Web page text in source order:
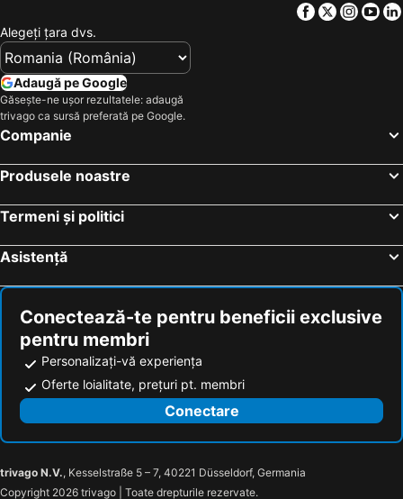
Hoteluri Karpenissi
Hoteluri Orei
Hoteluri Itea
Hoteluri Thiva
Hoteluri Agios Nikolaos
Hoteluri Karavomylos
Hoteluri Limnionas
Hoteluri Eratini
Hoteluri Agios Georgios
Hoteluri Neos Pyrgos
Facebook
Twitter
Alegeţi ţara dvs.
Adaugă pe Google
Găsește-ne ușor rezultatele: adaugă
trivago ca sursă preferată pe Google.
Companie
Produsele noastre
Termeni și politici
Asistență
Conectează-te pentru beneficii exclusive
pentru membri
Personalizați-vă experiența
Oferte loialitate, prețuri pt. membri
Conectare
trivago N.V., Kesselstraße 5 – 7, 40221 Düsseldorf, Germania
Copyright 2026 trivago | Toate drepturile rezervate.